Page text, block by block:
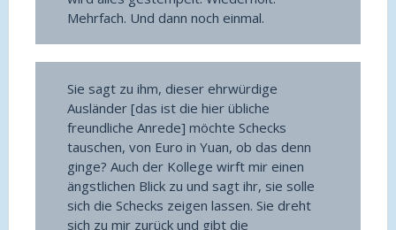
Mehrfach. Und dann noch einmal.
Sie sagt zu ihm, dieser ehrwürdige
Ausländer [das ist die hier übliche
freundliche Anrede] möchte Schecks
tauschen, von Euro in Yuan, ob das denn
ginge? Auch der Kollege wirft mir einen
ängstlichen Blick zu und sagt ihr, sie solle
sich die Schecks zeigen lassen. Sie dreht
sich zu mir zurück und gibt die